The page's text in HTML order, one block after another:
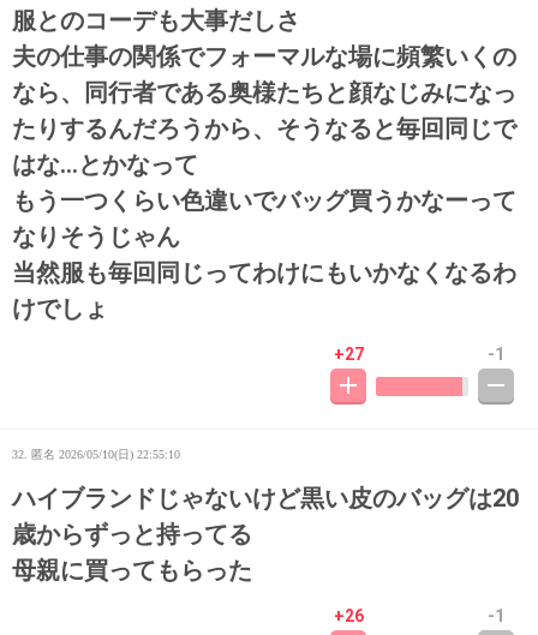
服とのコーデも大事だしさ
夫の仕事の関係でフォーマルな場に頻繁いくの
なら、同行者である奥様たちと顔なじみになっ
たりするんだろうから、そうなると毎回同じで
はな…とかなって
もう一つくらい色違いでバッグ買うかなーって
なりそうじゃん
当然服も毎回同じってわけにもいかなくなるわ
けでしょ
+27 -1
32. 匿名 2026/05/10(日) 22:55:10
ハイブランドじゃないけど黒い皮のバッグは20
歳からずっと持ってる
母親に買ってもらった
+26 -1